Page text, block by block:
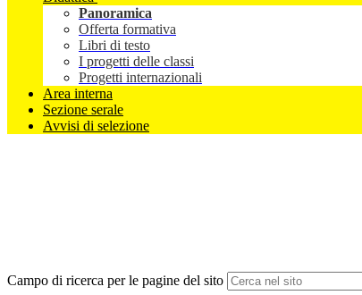
Panoramica
Offerta formativa
Libri di testo
I progetti delle classi
Progetti internazionali
Area interna
Sezione serale
Avvisi di selezione
Campo di ricerca per le pagine del sito